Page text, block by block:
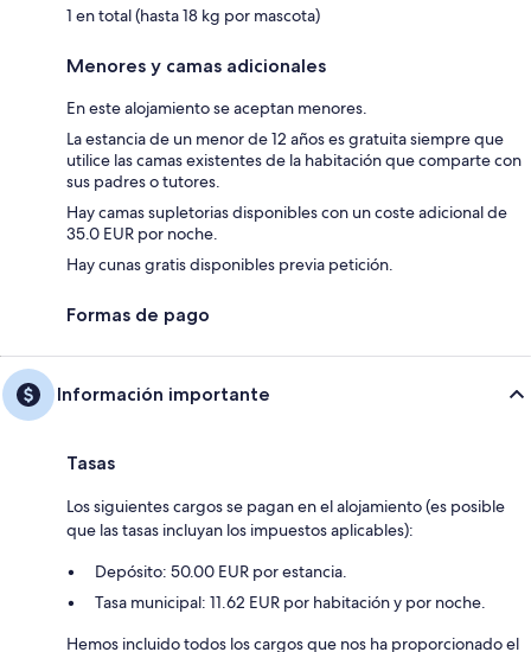
1 en total (hasta 18 kg por mascota)
Menores y camas adicionales
En este alojamiento se aceptan menores.
La estancia de un menor de 12 años es gratuita siempre que
utilice las camas existentes de la habitación que comparte con
sus padres o tutores.
Hay camas supletorias disponibles con un coste adicional de
35.0 EUR por noche.
Hay cunas gratis disponibles previa petición.
Formas de pago
Información importante
Tasas
Los siguientes cargos se pagan en el alojamiento (es posible
que las tasas incluyan los impuestos aplicables):
Depósito: 50.00 EUR por estancia.
Tasa municipal: 11.62 EUR por habitación y por noche.
Hemos incluido todos los cargos que nos ha proporcionado el